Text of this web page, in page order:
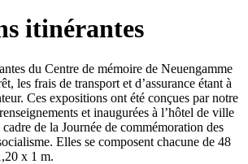
itinérantes
du Centre de mémoire de Neuengamme
les frais de transport et d’assurance étant à
Ces expositions ont été conçues par notre
et inaugurées à l’hôtel de ville
de la Journée de commémoration des
Elles se composent chacune de 48
x 1 m.